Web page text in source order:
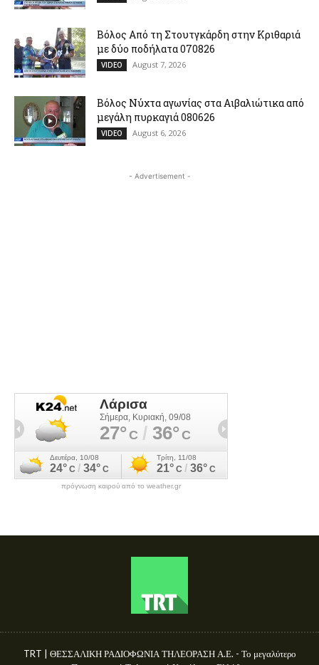
Βόλος Από τη Στουτγκάρδη στην Κριθαριά
με δύο ποδήλατα 070826
VIDEO August 7, 2026
Βόλος Νύχτα αγωνίας στα Αιβαλιώτικα από
μεγάλη πυρκαγιά 080626
VIDEO August 6, 2026
- Advertisement -
πρόγνωση καιρού από το weather.gr
TRT | ΘΕΣΣΑΛΙΚΗ ΡΑΔΙΟΦΩΝΙΑ ΤΗΛΕΟΡΑΣΗ Α.Ε. - Το μεγαλύτερο